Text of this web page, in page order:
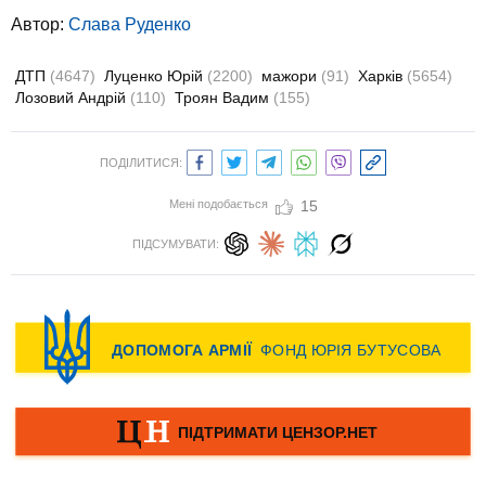
Автор: Слава Руденко
ДТП (4647) Луценко Юрій (2200) мажори (91) Харків (5654)
Лозовий Андрій (110) Троян Вадим (155)
ПОДІЛИТИСЯ:
Мені подобається 15
ПІДСУМУВАТИ: